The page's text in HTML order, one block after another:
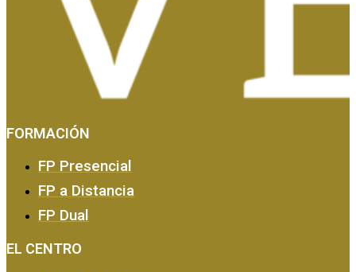
FORMACIÓN
FP Presencial
FP a Distancia
FP Dual
EL CENTRO